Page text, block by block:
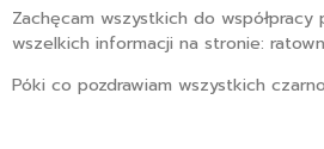
Zachęcam wszystkich do
wszelkich informacji na stronie:
Póki co pozdrawiam wszystkich